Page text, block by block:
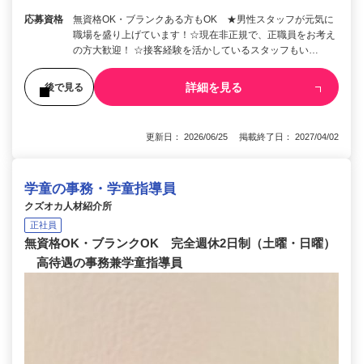
応募資格
無資格OK・ブランクある方もOK ★男性スタッフが元気に
職場を盛り上げています！☆現在非正規で、正職員をお考え
の方大歓迎！ ☆接客経験を活かしているスタッフもい…
後で見る 詳細を見る
更新日： 2026/06/25 掲載終了日： 2027/04/02
学童の事務・学童指導員
クズオカ人材紹介所
正社員
無資格OK・ブランクOK 完全週休2日制（土曜・日曜）
高待遇の事務兼学童指導員